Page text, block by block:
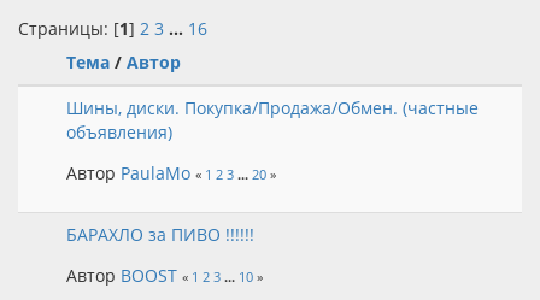
Страницы: [1] 2 3 ... 16
Тема / Автор
Шины, диски. Покупка/Продажа/Обмен. (частные
объявления)
Автор PaulaMo « 1 2 3 ... 20 »
БАРАХЛО за ПИВО !!!!!!
Автор BOOST « 1 2 3 ... 10 »